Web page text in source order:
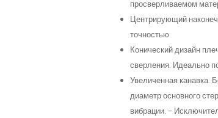
просверливаемом
Центрирующий
точностью
Конический дизайн
сверления. Идеально
Увеличенная канавка.
диаметр основного
вибрации. -